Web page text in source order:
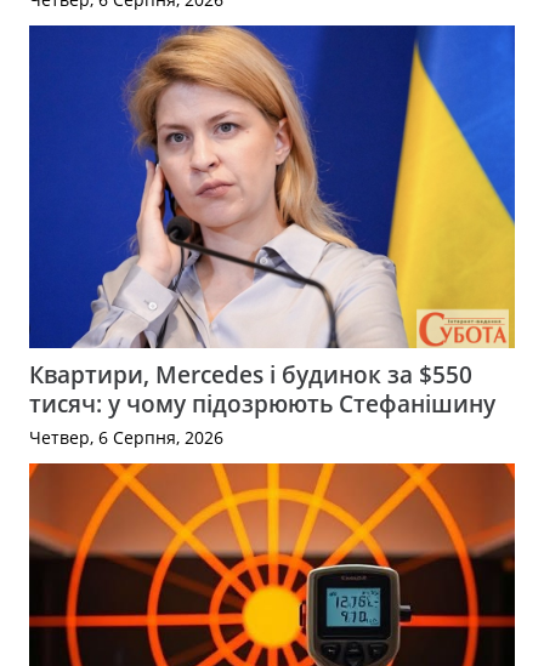
Квартири, Mercedes і будинок за $550
тисяч: у чому підозрюють Стефанішину
Четвер, 6 Серпня, 2026